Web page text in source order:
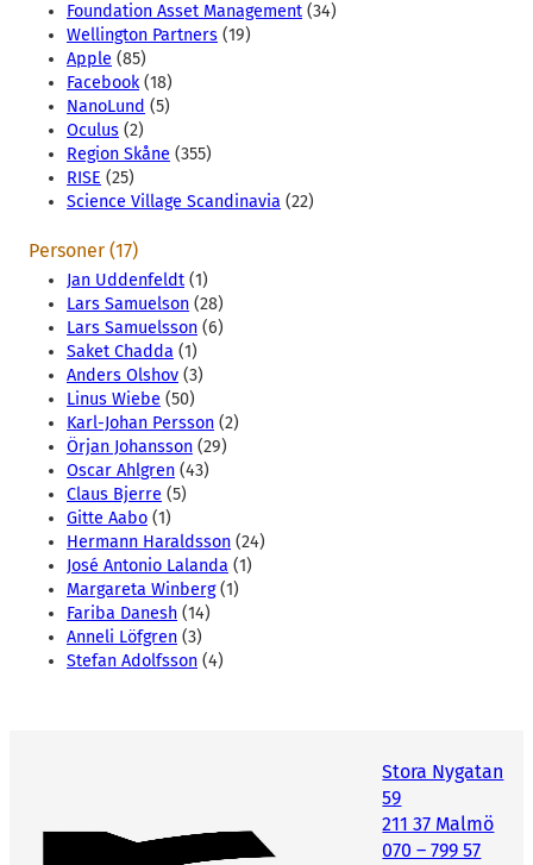
Foundation Asset Management (34)
Wellington Partners (19)
Apple (85)
Facebook(18)
NanoLund (5)
Oculus (2)
Region Skåne (355)
RISE (25)
Science Village Scandinavia (22)
Personer (17)
Jan Uddenfeldt (1)
Lars Samuelson (28)
Lars Samuelsson (6)
Saket Chadda (1)
Anders Olshov (3)
Linus Wiebe (50)
Karl-Johan Persson (2)
Örjan Johansson (29)
Oscar Ahlgren (43)
Claus Bjerre (5)
Gitte Aabo (1)
Hermann Haraldsson (24)
José Antonio Lalanda (1)
Margareta Winberg(1)
Fariba Danesh (14)
Anneli Löfgren (3)
Stefan Adolfsson (4)
Stora Nygatan
59
211 37 Malmö
070 – 799 57